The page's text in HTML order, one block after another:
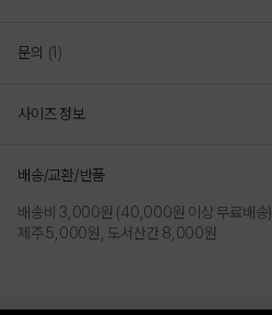
문의 (1)
사이즈 정보
배송/교환/반품
배송비 3,000원 (40,000원 이상 무료배송)
제주 5,000원, 도서산간 8,000원